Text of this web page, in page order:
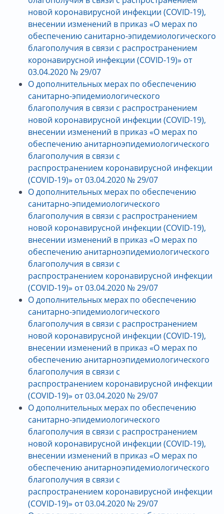
новой коронавирусной инфекции (COVID-19),
внесении изменений в приказ «О мерах по
обеспечению санитарно-эпидемиологического
благополучия в связи с распространением
коронавирусной инфекции (COVID-19)» от
03.04.2020 № 29/07
О дополнительных мерах по обеспечению
санитарно-эпидемиологического
благополучия в связи с распространением
новой коронавирусной инфекции (COVID-19),
внесении изменений в приказ «О мерах по
обеспечениюанитарноэпидемиологического
благополучия в связи с
распространением коронавирусной инфекции
(COVID-19)» от 03.04.2020 № 29/07
О дополнительных мерах по обеспечению
санитарно-эпидемиологического
благополучия в связи с распространением
новой коронавирусной инфекции (COVID-19),
внесении изменений в приказ «О мерах по
обеспечениюанитарноэпидемиологического
благополучия в связи с
распространением коронавирусной инфекции
(COVID-19)» от 03.04.2020 № 29/07
О дополнительных мерах по обеспечению
санитарно-эпидемиологического
благополучия в связи с распространением
новой коронавирусной инфекции (COVID-19),
внесении изменений в приказ «О мерах по
обеспечениюанитарноэпидемиологического
благополучия в связи с
распространением коронавирусной инфекции
(COVID-19)» от 03.04.2020 № 29/07
О дополнительных мерах по обеспечению
санитарно-эпидемиологического
благополучия в связи с распространением
новой коронавирусной инфекции (COVID-19),
внесении изменений в приказ «О мерах по
обеспечениюанитарноэпидемиологического
благополучия в связи с
распространением коронавирусной инфекции
(COVID-19)» от 03.04.2020 № 29/07